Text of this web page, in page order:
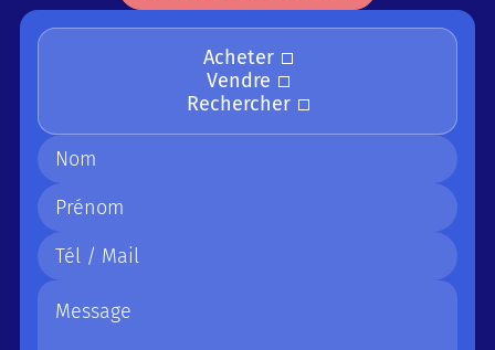
Acheter
Vendre
Rechercher